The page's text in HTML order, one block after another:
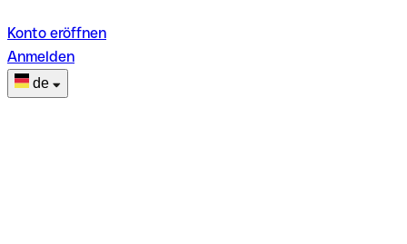
Konto eröffnen
Anmelden
de